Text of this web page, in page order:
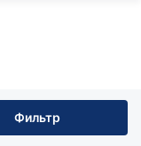
Фильтр